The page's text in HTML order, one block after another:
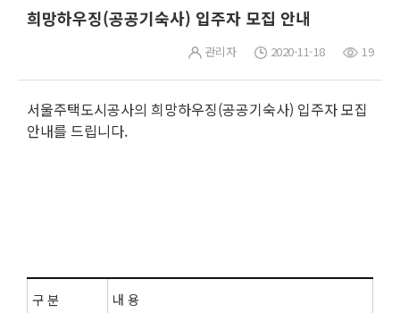
희망하우징(공공기숙사) 입주자 모집 안내
관리자 2020-11-18 19
서울주택도시공사의 희망하우징(공공기숙사) 입주자 모집
안내를 드립니다.
구 분 내 용